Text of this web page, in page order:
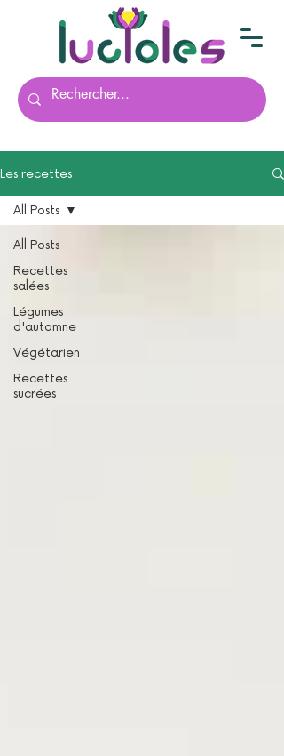
Les recettes
All Posts
Recettes
salées
Légumes
d'automne
Végétarien
Recettes
sucrées
All Posts